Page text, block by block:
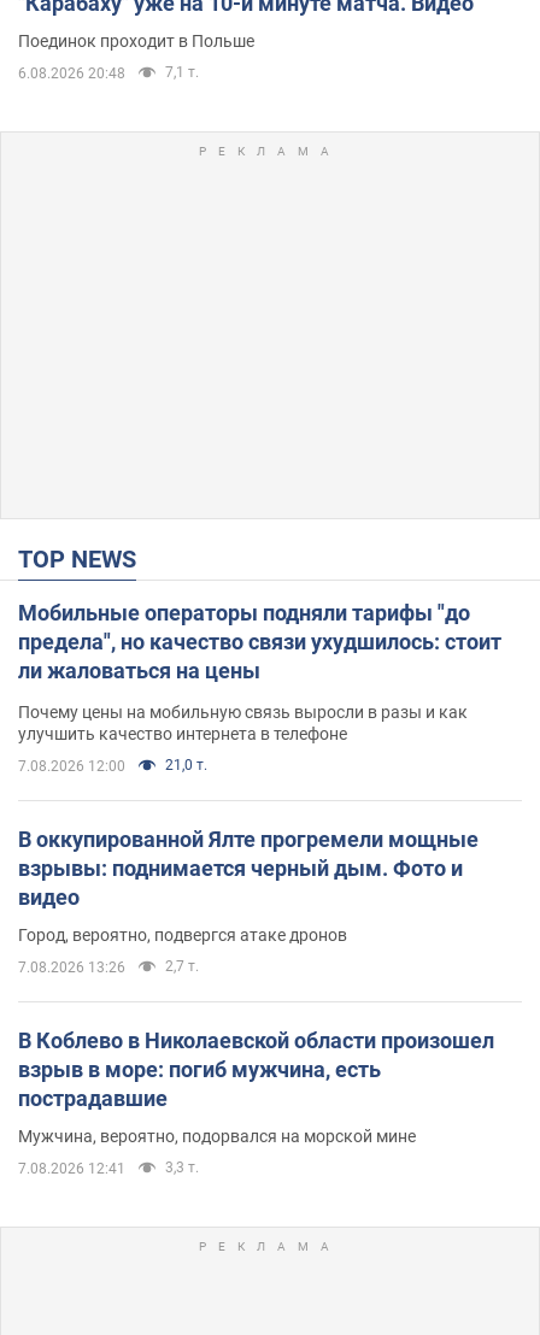
Поединок проходит в Польше
6.08.2026 20:48 7,1 т.
TOP NEWS
Мобильные операторы подняли тарифы "до
предела", но качество связи ухудшилось: стоит
ли жаловаться на цены
Почему цены на мобильную связь выросли в разы и как
улучшить качество интернета в телефоне
7.08.2026 12:00 21,0 т.
В оккупированной Ялте прогремели мощные
взрывы: поднимается черный дым. Фото и
видео
Город, вероятно, подвергся атаке дронов
7.08.2026 13:26 2,7 т.
В Коблево в Николаевской области произошел
взрыв в море: погиб мужчина, есть
пострадавшие
Мужчина, вероятно, подорвался на морской мине
7.08.2026 12:41 3,3 т.